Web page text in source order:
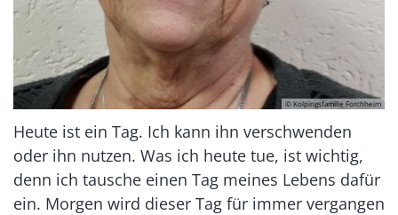
© Kolpingsfamilie Forchheim
Heute ist ein Tag. Ich kann ihn verschwenden
oder ihn nutzen. Was ich heute tue, ist wichtig,
denn ich tausche einen Tag meines Lebens dafür
ein. Morgen wird dieser Tag für immer vergangen